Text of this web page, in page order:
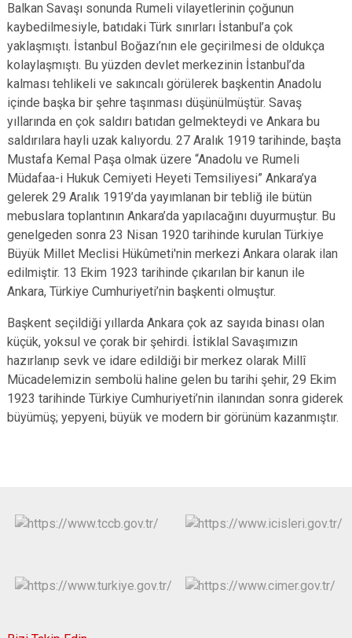
Balkan Savaşı sonunda Rumeli vilayetlerinin çoğunun
kaybedilmesiyle, batıdaki Türk sınırları İstanbul’a çok
yaklaşmıştı. İstanbul Boğazı’nın ele geçirilmesi de oldukça
kolaylaşmıştı. Bu yüzden devlet merkezinin İstanbul’da
kalması tehlikeli ve sakıncalı görülerek başkentin Anadolu
içinde başka bir şehre taşınması düşünülmüştür. Savaş
yıllarında en çok saldırı batıdan gelmekteydi ve Ankara bu
saldırılara hayli uzak kalıyordu. 27 Aralık 1919 tarihinde, başta
Mustafa Kemal Paşa olmak üzere “Anadolu ve Rumeli
Müdafaa-i Hukuk Cemiyeti Heyeti Temsiliyesi” Ankara’ya
gelerek 29 Aralık 1919’da yayımlanan bir tebliğ ile bütün
mebuslara toplantının Ankara’da yapılacağını duyurmuştur. Bu
genelgeden sonra 23 Nisan 1920 tarihinde kurulan Türkiye
Büyük Millet Meclisi Hükûmeti'nin merkezi Ankara olarak ilan
edilmiştir. 13 Ekim 1923 tarihinde çıkarılan bir kanun ile
Ankara, Türkiye Cumhuriyeti’nin başkenti olmuştur.
Başkent seçildiği yıllarda Ankara çok az sayıda binası olan
küçük, yoksul ve çorak bir şehirdi. İstiklal Savaşımızın
hazırlanıp sevk ve idare edildiği bir merkez olarak Millî
Mücadelemizin sembolü haline gelen bu tarihi şehir, 29 Ekim
1923 tarihinde Türkiye Cumhuriyeti’nin ilanından sonra giderek
büyümüş; yepyeni, büyük ve modern bir görünüm kazanmıştır.